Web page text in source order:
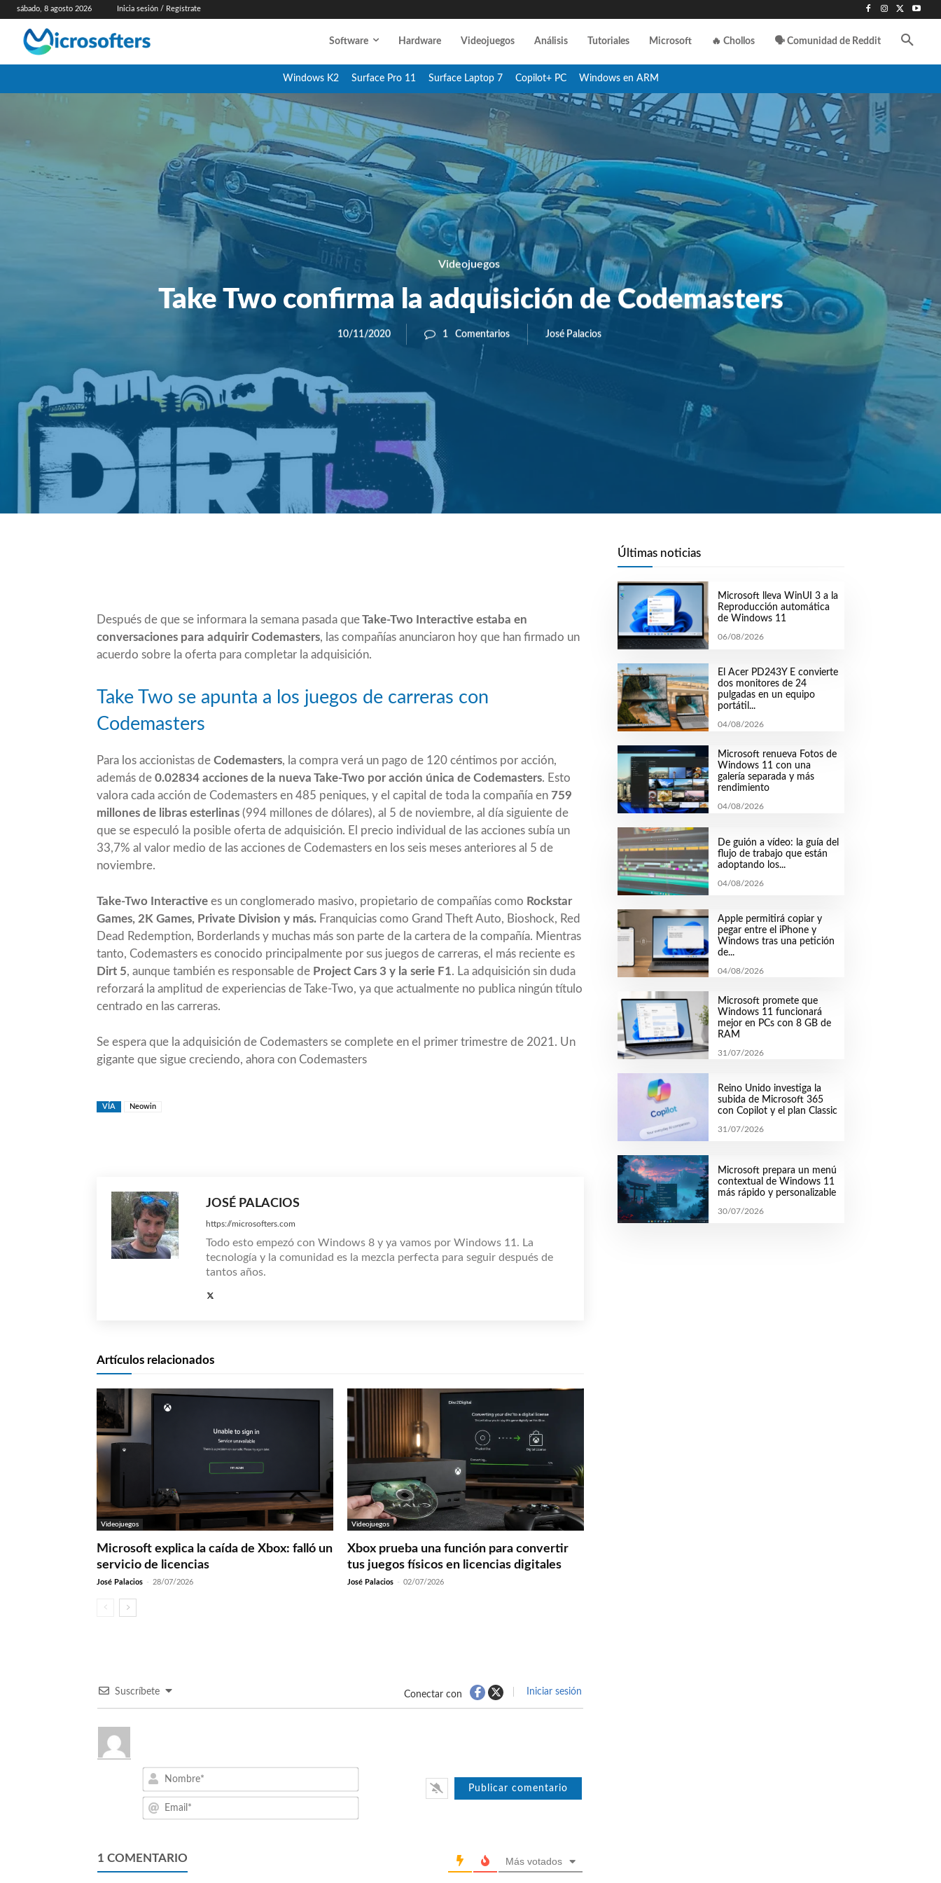
sábado, 8 agosto 2026 Inicia sesión / Regístrate
Software Hardware Videojuegos Análisis Tutoriales Microsoft 🔥 Chollos 🗣️ Comunidad de Reddit
Windows K2 Surface Pro 11 Surface Laptop 7 Copilot+ PC Windows en ARM
Videojuegos
Take Two confirma la adquisición de Codemasters
10/11/2020 1 Comentarios José Palacios
Después de que se informara la semana pasada queTake-Two Interactive estaba en
conversaciones para adquirir Codemasters, las compañías anunciaron hoy que han firmado un
acuerdo sobre la oferta para completar la adquisición.
Take Two se apunta a los juegos de carreras con
Codemasters
Para los accionistas de Codemasters, la compra verá un pago de 120 céntimos por acción,
además de 0.02834 acciones de la nueva Take-Two por acción única de Codemasters. Esto
valora cada acción de Codemasters en 485 peniques, y el capital de toda la compañía en 759
millones de libras esterlinas (994 millones de dólares), al 5 de noviembre, al día siguiente de
que se especuló la posible oferta de adquisición. El precio individual de las acciones subía un
33,7% al valor medio de las acciones de Codemasters en los seis meses anteriores al 5 de
noviembre.
Take-Two Interactive es un conglomerado masivo, propietario de compañías como Rockstar
Games, 2K Games, Private Division y más. Franquicias como Grand Theft Auto, Bioshock, Red
Dead Redemption, Borderlands y muchas más son parte de la cartera de la compañía. Mientras
tanto, Codemasters es conocido principalmente por sus juegos de carreras, el más reciente es
Dirt 5, aunque también es responsable de Project Cars 3 y la serie F1. La adquisición sin duda
reforzará la amplitud de experiencias de Take-Two, ya que actualmente no publica ningún título
centrado en las carreras.
Se espera que la adquisición de Codemasters se complete en el primer trimestre de 2021. Un
gigante que sigue creciendo, ahora con Codemasters
VÍA Neowin
JOSÉ PALACIOS
https://microsofters.com
Todo esto empezó con Windows 8 y ya vamos por Windows 11. La
tecnología y la comunidad es la mezcla perfecta para seguir después de
tantos años.
Artículos relacionados
Videojuegos
Microsoft explica la caída de Xbox: falló un
servicio de licencias
José Palacios - 28/07/2026
Videojuegos
Xbox prueba una función para convertir
tus juegos físicos en licencias digitales
José Palacios - 02/07/2026
Suscríbete Conectar con Iniciar sesión
1 COMENTARIO Más votados
Últimas noticias
Microsoft lleva WinUI 3 a la
Reproducción automática
de Windows 11
06/08/2026
El Acer PD243Y E convierte
dos monitores de 24
pulgadas en un equipo
portátil...
04/08/2026
Microsoft renueva Fotos de
Windows 11 con una
galería separada y más
rendimiento
04/08/2026
De guión a vídeo: la guía del
flujo de trabajo que están
adoptando los...
04/08/2026
Apple permitirá copiar y
pegar entre el iPhone y
Windows tras una petición
de...
04/08/2026
Microsoft promete que
Windows 11 funcionará
mejor en PCs con 8 GB de
RAM
31/07/2026
Reino Unido investiga la
subida de Microsoft 365
con Copilot y el plan Classic
31/07/2026
Microsoft prepara un menú
contextual de Windows 11
más rápido y personalizable
30/07/2026